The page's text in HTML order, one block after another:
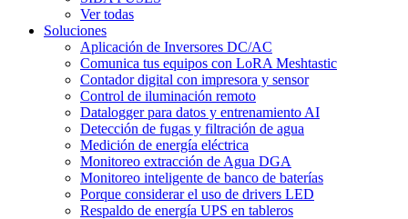
Ver todas
Soluciones
Aplicación de Inversores DC/AC
Comunica tus equipos con LoRA Meshtastic
Contador digital con impresora y sensor
Control de iluminación remoto
Datalogger para datos y entrenamiento AI
Detección de fugas y filtración de agua
Medición de energía eléctrica
Monitoreo extracción de Agua DGA
Monitoreo inteligente de banco de baterías
Porque considerar el uso de drivers LED
Respaldo de energía UPS en tableros